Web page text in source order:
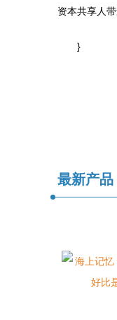
资本共享人
}
最新产品